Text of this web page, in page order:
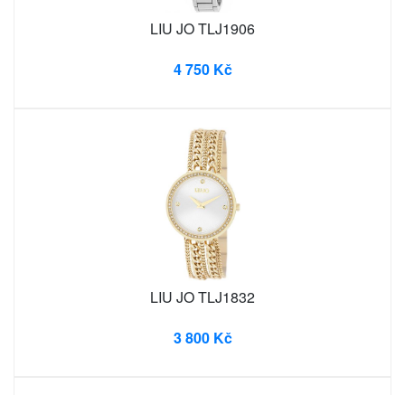
LIU JO TLJ1906
4 750 Kč
LIU JO TLJ1832
3 800 Kč